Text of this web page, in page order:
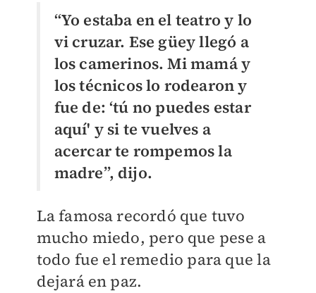
“Yo estaba en el teatro y lo
vi cruzar. Ese güey llegó a
los camerinos. Mi mamá y
los técnicos lo rodearon y
fue de: ‘tú no puedes estar
aquí' y si te vuelves a
acercar te rompemos la
madre”, dijo.
La famosa recordó que tuvo
mucho miedo, pero que pese a
todo fue el remedio para que la
dejará en paz.